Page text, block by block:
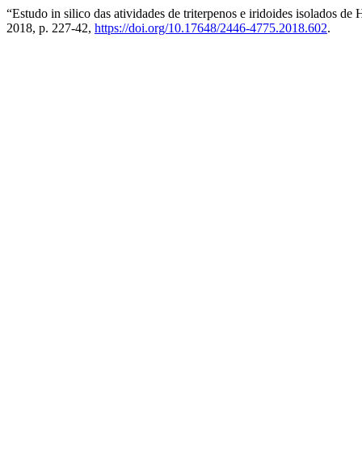
“Estudo in silico das atividades de triterpenos e iridoides isolados
2018, p. 227-42, https://doi.org/10.17648/2446-4775.2018.602.